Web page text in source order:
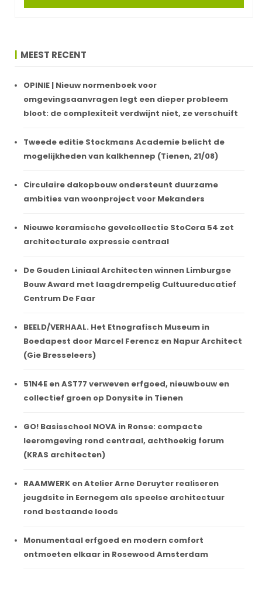
MEEST RECENT
OPINIE | Nieuw normenboek voor
omgevingsaanvragen legt een dieper probleem
bloot: de complexiteit verdwijnt niet, ze verschuift
Tweede editie Stockmans Academie belicht de
mogelijkheden van kalkhennep (Tienen, 21/08)
Circulaire dakopbouw ondersteunt duurzame
ambities van woonproject voor Mekanders
Nieuwe keramische gevelcollectie StoCera 54 zet
architecturale expressie centraal
De Gouden Liniaal Architecten winnen Limburgse
Bouw Award met laagdrempelig Cultuureducatief
Centrum De Faar
BEELD/VERHAAL. Het Etnografisch Museum in
Boedapest door Marcel Ferencz en Napur Architect
(Gie Bresseleers)
51N4E en AST77 verweven erfgoed, nieuwbouw en
collectief groen op Donysite in Tienen
GO! Basisschool NOVA in Ronse: compacte
leeromgeving rond centraal, achthoekig forum
(KRAS architecten)
RAAMWERK en Atelier Arne Deruyter realiseren
jeugdsite in Eernegem als speelse architectuur
rond bestaande loods
Monumentaal erfgoed en modern comfort
ontmoeten elkaar in Rosewood Amsterdam